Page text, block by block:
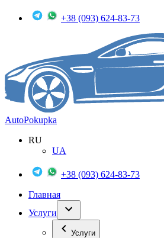
+38 (093) 624-83-73
AutoPokupka
RU
UA
+38 (093) 624-83-73
Главная
Услуги
Услуги